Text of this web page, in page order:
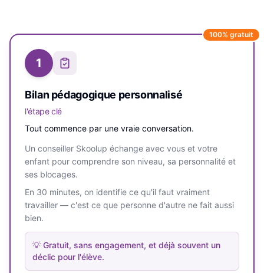
100% gratuit
1
Bilan pédagogique personnalisé
l'étape clé
Tout commence par une vraie conversation.
Un conseiller Skoolup échange avec vous et votre
enfant pour comprendre son niveau, sa personnalité et
ses blocages.
En 30 minutes, on identifie ce qu'il faut vraiment
travailler — c'est ce que personne d'autre ne fait aussi
bien.
💡 Gratuit, sans engagement, et déjà souvent un
déclic pour l'élève.